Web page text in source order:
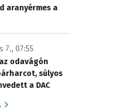
aranyérmes a
7., 07:55
odavágón
súlyos
a DAC